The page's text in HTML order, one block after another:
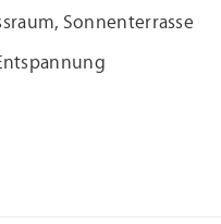
Sonnenterrasse